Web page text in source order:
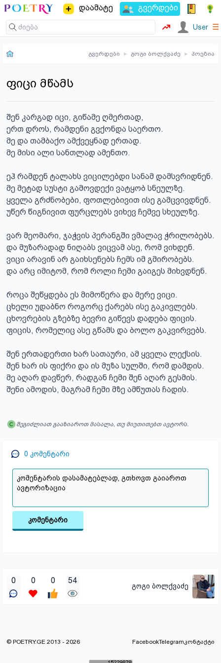
დაამატე გვერდები
User ☰
გვერდები ▸ გოგი ბოლქვაძე ▸ პოეზია
ფიცი მწამს
შენ კარგად იცი, გიწამე ღმერთად,
ერთ დროს, რამდენი გვქონდა საერთო.
მე და თამბაქო ამქვეყნად ერთად.
მე მისი ალი სანთლად ამენთო.
ეჰ რამდენ ტალახს ვიცილებდი სანამ დამსვრიდნენ.
მე მეტად სუსტი გამოვდექი ვატყობ სნეულზე.
ყველა გრძნობები, ფოთლებივით ისე გამცვივდნენ.
უწერ წიგნივით ფურცლებს ვიხევ ჩემვე სხეულზე.
ვარ მეომარი, ჯაჭვის პერანგში ვმალავ ჭრილობებს.
და მუზარადად ნიღაბს ვიცვამ ასე, რომ ვიხდენ.
ვიცი არავინ არ გაიხსენებს ჩემს იმ გმირობებს.
და არც იმიტომ, რომ როლი ჩემი გაიგეს მიხვდნენ.
როცა შეწყდება ეს მიმოწერა და მერე ვიცი.
ცხელი უდაბნო როგორც ქარებს ისე გაკივლებს.
ცხოვრების გზებზე ბევრი გიწევს დადება ფიცის.
ფიცის, რომელიც ასე გწამს და ბოლო გაკვირვებს.
შენ ერთადერთი ხარ სათაური, ამ ყველა ლექსის.
შენ ხარ ის ფიქრი და ის მუზა სულში, რომ დამდის.
მე აღარ დავწერ, რადგან ჩემი შენ აღარ გესმის.
შენი ამოდის, მაგრამ ჩემი მზე ამწუთას ჩადის.
შეგიძლიათ გააზიაროთ მასალა, თუ მიუთითებთ ავტორს.
0 კომენტარი
კომენტარი
0 0 0 54
გოგი ბოლქვაძე
© POETRY.GE 2013 - 2026 FacebookTelegramკონტაქტი